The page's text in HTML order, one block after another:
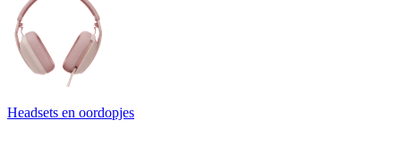
Headsets en oordopjes